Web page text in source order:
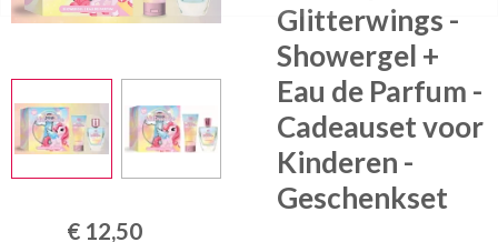
Glitterwings -
Showergel +
Eau de Parfum -
Cadeauset voor
Kinderen -
Geschenkset
€ 12,50